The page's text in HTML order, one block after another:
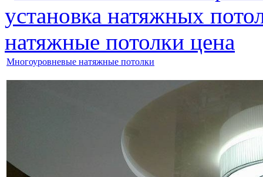
Многоуровневые натяжные потолки